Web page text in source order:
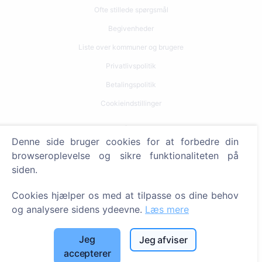
Ofte stillede spørgsmål
Begivenheder
Liste over kommuner og brugere
Privatlivspolitik
Betalingspolitik
Cookieindstillinger
Søg
Søg efter afdøde
Tjenester
Kontakt
SIA "CEMETY", LV40103618951
Denne side bruger cookies for at forbedre din
browseroplevelse og sikre funktionaliteten på
siden.
Cookies hjælper os med at tilpasse os dine behov
og analysere sidens ydeevne. Læs mere
Jeg
accepterer
Jeg afviser